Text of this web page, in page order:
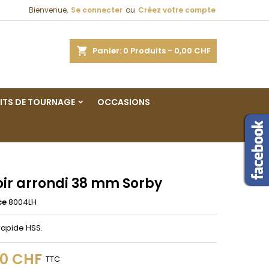
Bienvenue, Se connecter ou Créez votre compte
Panier 0 Produits - 0,00 CHF
DE TOURNAGE OCCASIONS
arrondi 38 mm Sorby
8004LH
HSS.
CHF TTC